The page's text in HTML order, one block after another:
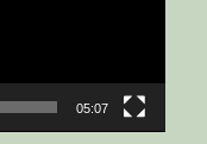
05:07